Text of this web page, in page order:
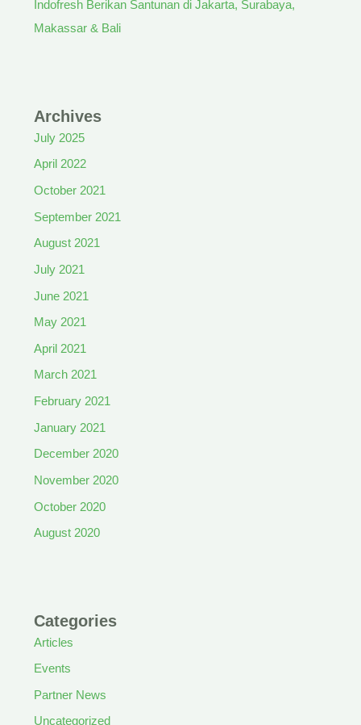
Indofresh Berikan Santunan di Jakarta, Surabaya,
Makassar & Bali
Archives
July 2025
April 2022
October 2021
September 2021
August 2021
July 2021
June 2021
May 2021
April 2021
March 2021
February 2021
January 2021
December 2020
November 2020
October 2020
August 2020
Categories
Articles
Events
Partner News
Uncategorized